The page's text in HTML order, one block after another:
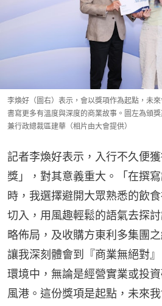
李煥好（圖右）表示，會以獎項作為起點，未
書寫更多有溫度與深度的商業故事。圖左為頒
兼行政總裁區建華（相片由大會提供）
記者李煥好表示，入行不久便
獎」，對其意義重大。「在撰
時，我選擇避開大眾熟悉的飲
切入，用風趣輕鬆的語氣去探
略佈局，及收購方東利多集團
讓我深刻體會到『商業無絕對
環境中，無論是經營實業或投
風港。這份獎項是起點，未來